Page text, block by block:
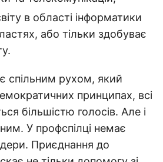
в області інформатики
або тільки здобуває
спільним рухом, який
принципах, всі
більшістю голосів. Але і
У профспілці немає
Приєднання до